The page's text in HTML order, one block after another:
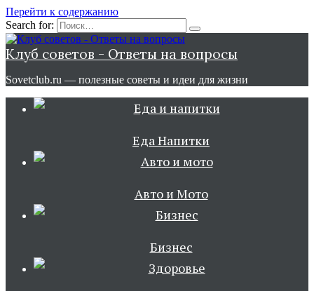
Перейти к содержанию
Search for:
Клуб советов - Ответы на вопросы
Sovetclub.ru — полезные советы и идеи для жизни
Еда Напитки
Авто и Мото
Бизнес